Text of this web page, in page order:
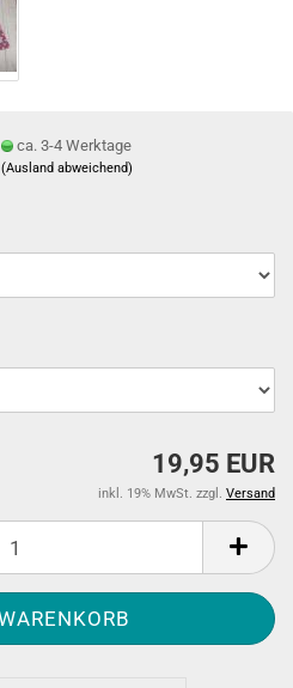
ca. 3-4 Werktage
(Ausland abweichend)
19,95 EUR
inkl. 19% MwSt. zzgl. Versand